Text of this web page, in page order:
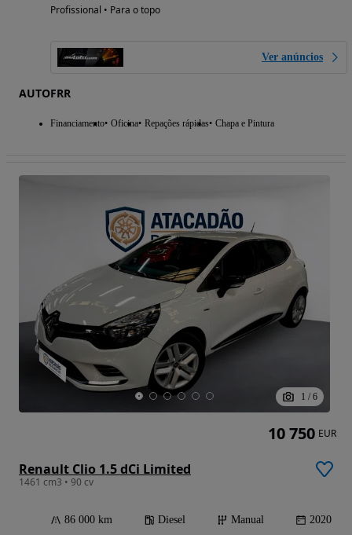
Profissional • Para o topo
Ver anúncios
AUTOFRR
Financiamento Oficina Repações rápidas Chapa e Pintura
1 / 6
Renault Clio 1.5 dCi Limited
1461 cm3 • 90 cv
86 000 km Diesel Manual 2020
10 750 EUR